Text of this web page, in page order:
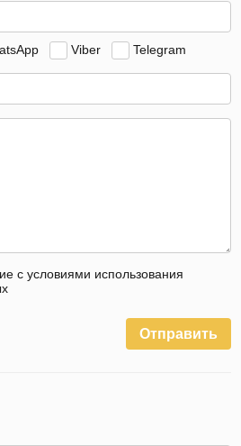
Viber Telegram
с условиями использования
Отправить